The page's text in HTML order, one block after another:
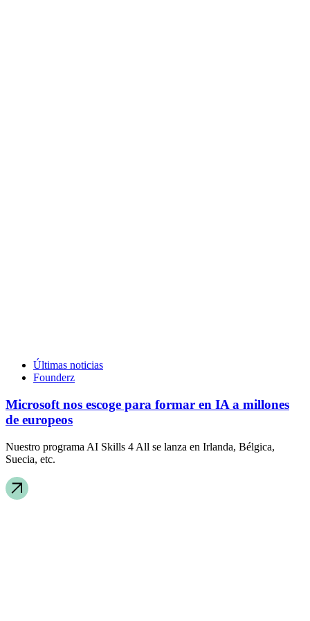
Últimas noticias
Founderz
Microsoft nos escoge para formar en IA a millones
de europeos
Nuestro programa AI Skills 4 All se lanza en Irlanda, Bélgica,
Suecia, etc.